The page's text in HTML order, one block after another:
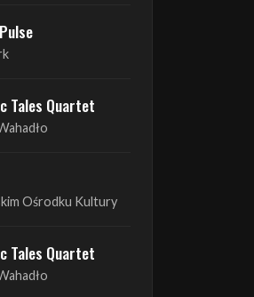
Quartet
Ośrodku Kultury
Quartet
Minogą